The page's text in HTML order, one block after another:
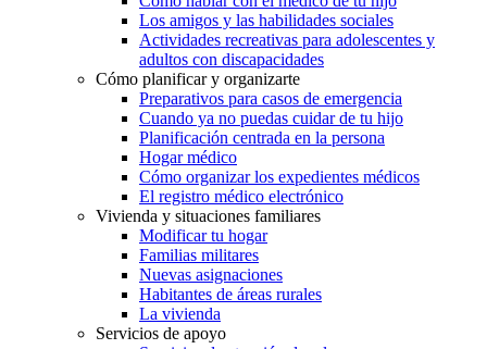
Los amigos y las habilidades sociales
Actividades recreativas para adolescentes y
adultos con discapacidades
Cómo planificar y organizarte
Preparativos para casos de emergencia
Cuando ya no puedas cuidar de tu hijo
Planificación centrada en la persona
Hogar médico
Cómo organizar los expedientes médicos
El registro médico electrónico
Vivienda y situaciones familiares
Modificar tu hogar
Familias militares
Nuevas asignaciones
Habitantes de áreas rurales
La vivienda
Servicios de apoyo